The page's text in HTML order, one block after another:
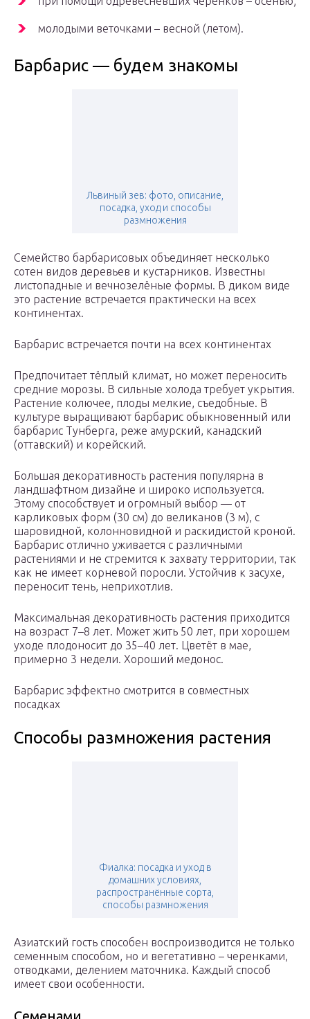
молодыми веточками – весной (летом).
Барбарис — будем знакомы
Львиный зев: фото, описание,
посадка, уход и способы
размножения
Семейство барбарисовых объединяет несколько
сотен видов деревьев и кустарников. Известны
листопадные и вечнозелёные формы. В диком виде
это растение встречается практически на всех
континентах.
Барбарис встречается почти на всех континентах
Предпочитает тёплый климат, но может переносить
средние морозы. В сильные холода требует укрытия.
Растение колючее, плоды мелкие, съедобные. В
культуре выращивают барбарис обыкновенный или
барбарис Тунберга, реже амурский, канадский
(оттавский) и корейский.
Большая декоративность растения популярна в
ландшафтном дизайне и широко используется.
Этому способствует и огромный выбор — от
карликовых форм (30 см) до великанов (3 м), с
шаровидной, колонновидной и раскидистой кроной.
Барбарис отлично уживается с различными
растениями и не стремится к захвату территории, так
как не имеет корневой поросли. Устойчив к засухе,
переносит тень, неприхотлив.
Максимальная декоративность растения приходится
на возраст 7–8 лет. Может жить 50 лет, при хорошем
уходе плодоносит до 35–40 лет. Цветёт в мае,
примерно 3 недели. Хороший медонос.
Барбарис эффектно смотрится в совместных
посадках
Способы размножения растения
Фиалка: посадка и уход в
домашних условиях,
распространённые сорта,
способы размножения
Азиатский гость способен воспроизводится не только
семенным способом, но и вегетативно – черенками,
отводками, делением маточника. Каждый способ
имеет свои особенности.